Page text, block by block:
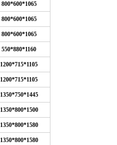
800*600*1065
800*600*1065
800*600*1065
550*880*1160
1200*715*1105
1200*715*1105
1350*750*1445
1350*800*1500
1350*800*1580
1350*800*1580